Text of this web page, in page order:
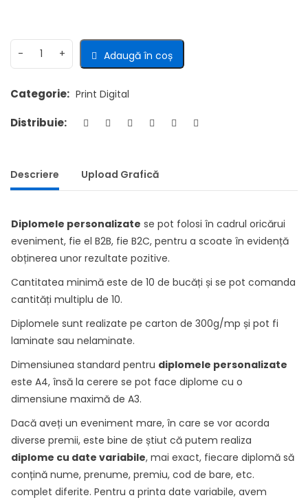
Adaugă în coș
Categorie: Print Digital
Distribuie:
Descriere Upload Grafică
Diplomele personalizate se pot folosi în cadrul oricărui
eveniment, fie el B2B, fie B2C, pentru a scoate în evidență
obținerea unor rezultate pozitive.
Cantitatea minimă este de 10 de bucăți și se pot comanda
cantități multiplu de 10.
Diplomele sunt realizate pe carton de 300g/mp și pot fi
laminate sau nelaminate.
Dimensiunea standard pentru diplomele personalizate
este A4, însă la cerere se pot face diplome cu o
dimensiune maximă de A3.
Dacă aveți un eveniment mare, în care se vor acorda
diverse premii, este bine de știut că putem realiza
diplome cu date variabile, mai exact, fiecare diplomă să
conțină nume, prenume, premiu, cod de bare, etc.
complet diferite. Pentru a printa date variabile, avem